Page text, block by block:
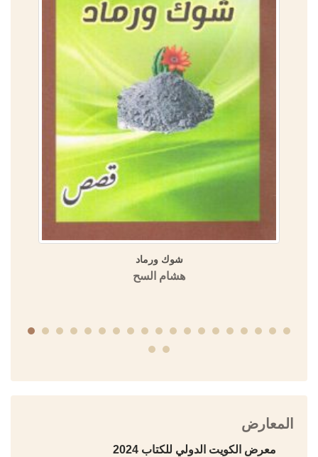
شوك ورماد
هشام السح
المعارض
معرض الكويت الدولي للكتاب 2024